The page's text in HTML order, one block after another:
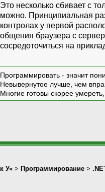
Это несколько сбивает с
можно. Принципиальная
контролах у первой
общения браузера с
сосредоточиться на
Программировать - значит
Невывернутое лучше, чем
Многие готовы скорее
У» > Программирование >